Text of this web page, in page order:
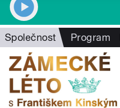
Společnost Program